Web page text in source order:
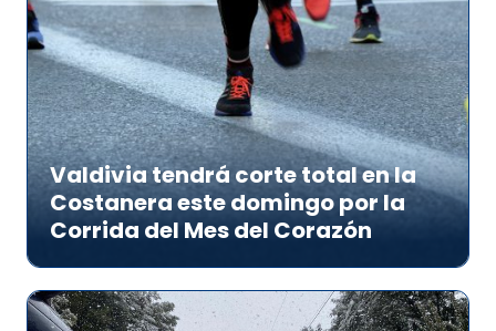
Valdivia tendrá corte total en la
Costanera este domingo por la
Corrida del Mes del Corazón